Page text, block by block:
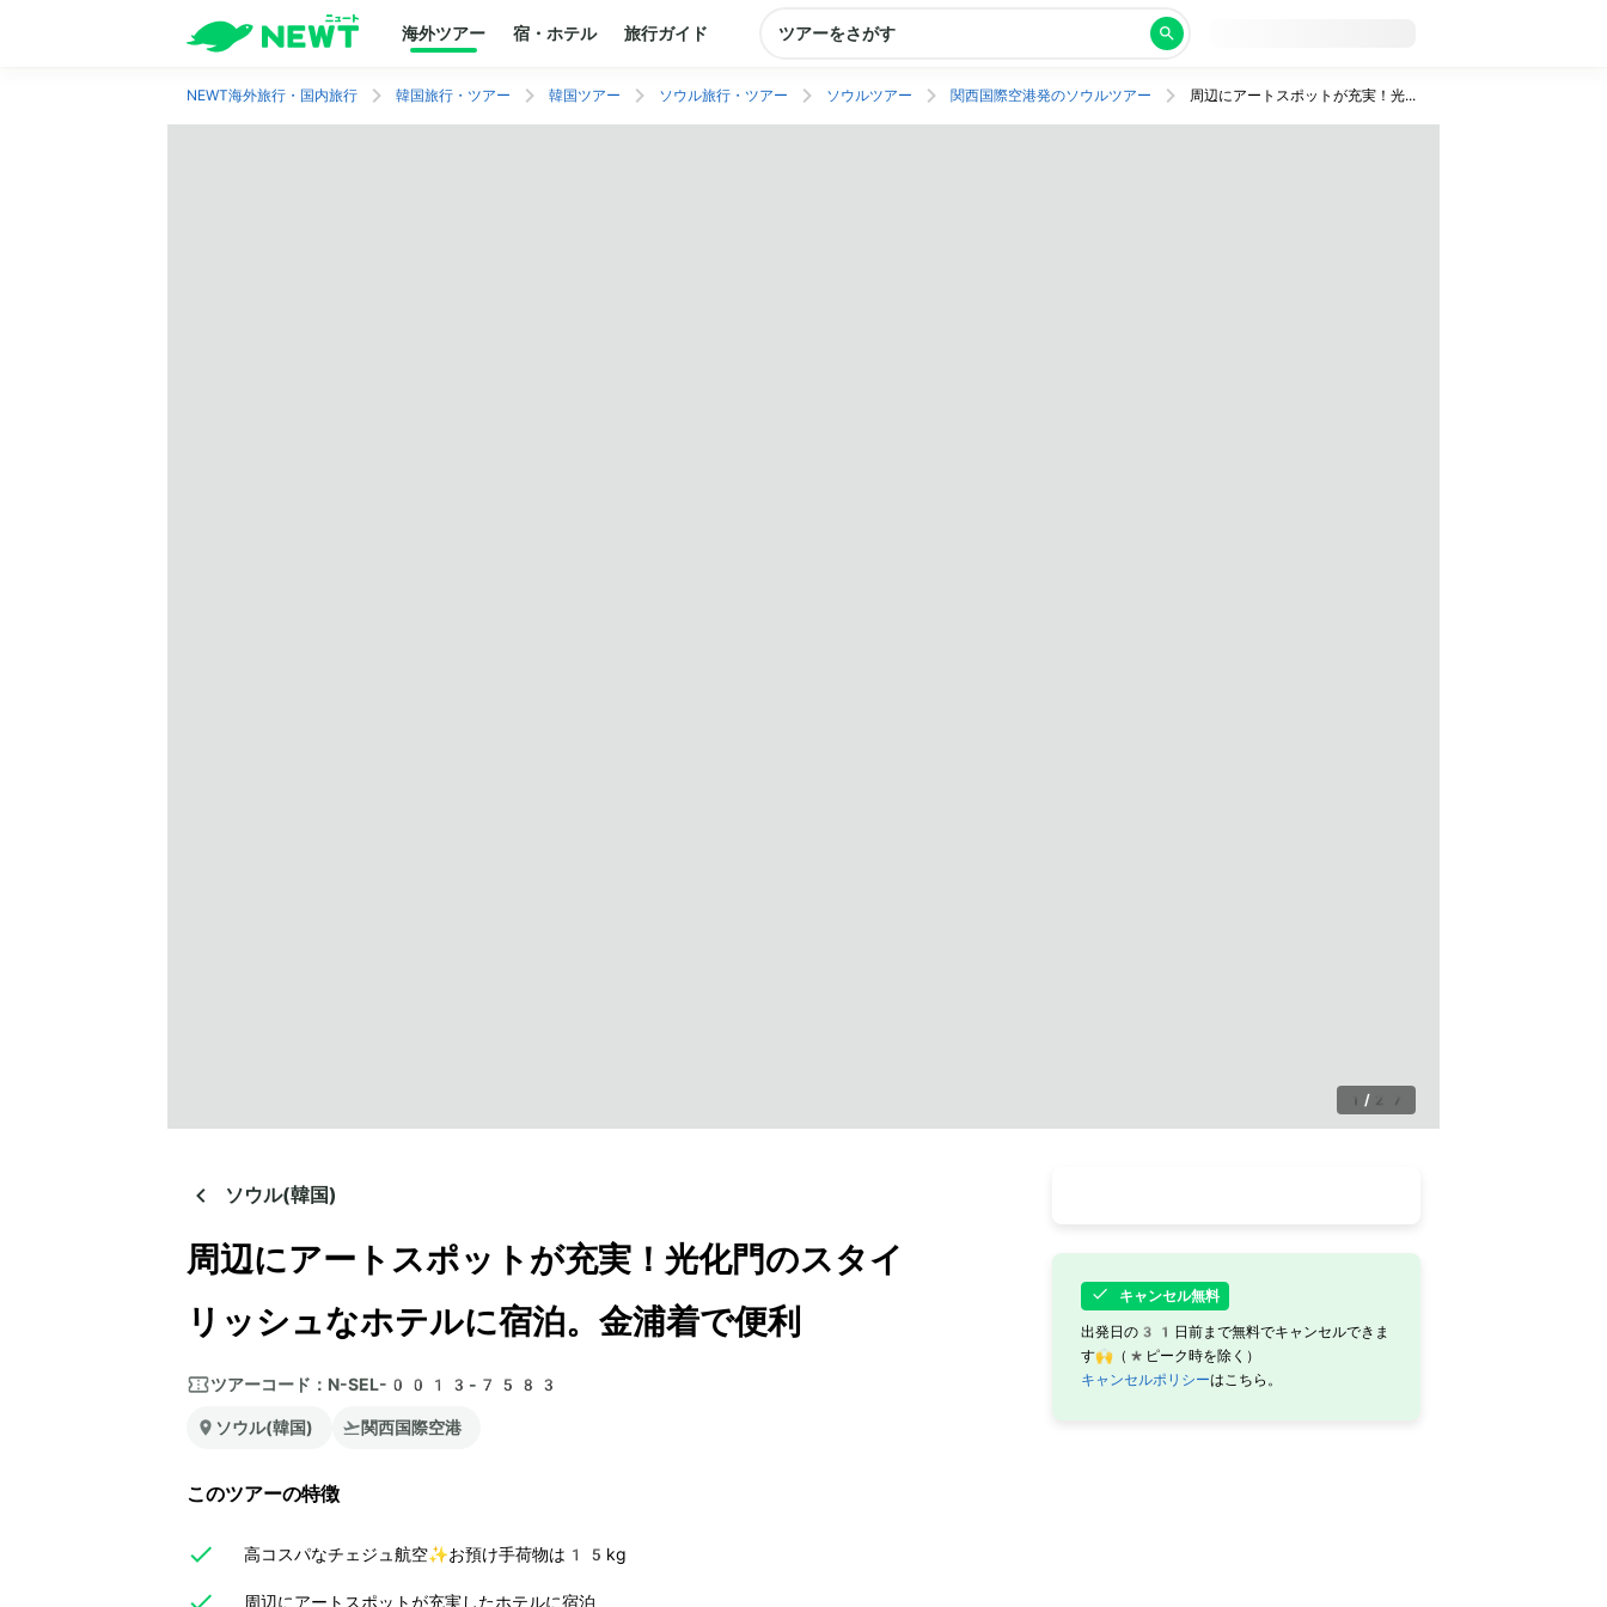
海外ツアー 宿・ホテル 旅行ガイド ツアーをさがす
NEWT海外旅行・国内旅行 韓国旅行・ツアー 韓国ツアー ソウル旅行・ツアー ソウルツアー 関西国際空港発のソウルツアー 周辺にアートスポットが充実！光化門のスタイリッシュなホテルに宿泊。金浦着で便利
1 / 27
ソウル(韓国)
周辺にアートスポットが充実！光化門のスタイ
リッシュなホテルに宿泊。金浦着で便利
ツアーコード： N-SEL-0013-7583
ソウル(韓国) 関西国際空港
このツアーの特徴
高コスパなチェジュ航空✨お預け手荷物は15kg
周辺にアートスポットが充実したホテルに宿泊
キャンセル無料
出発日の31日前まで無料でキャンセルできま
す🙌（*ピーク時を除く）
キャンセルポリシーはこちら。